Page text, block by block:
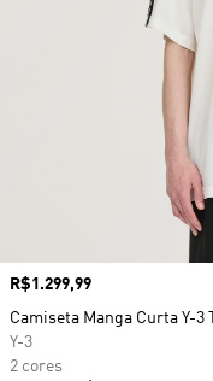
Preço
R$1.299,99
Camiseta Manga Curta Y-3
Y-3
2 cores